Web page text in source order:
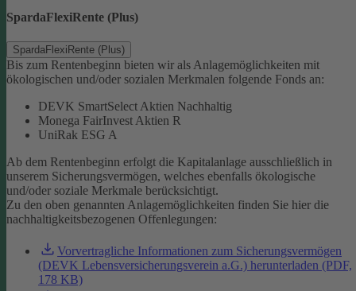
SpardaFlexiRente (Plus)
SpardaFlexiRente (Plus)
Bis zum Rentenbeginn bieten wir als Anlagemöglichkeiten mit
ökologischen und/oder sozialen Merkmalen folgende Fonds an:
DEVK SmartSelect Aktien Nachhaltig
Monega FairInvest Aktien R
UniRak ESG A
Ab dem Rentenbeginn erfolgt die Kapitalanlage ausschließlich in
unserem Sicherungsvermögen, welches ebenfalls ökologische
und/oder soziale Merkmale berücksichtigt.
Zu den oben genannten Anlagemöglichkeiten finden Sie hier die
nachhaltigkeitsbezogenen Offenlegungen:
Vorvertragliche Informationen zum Sicherungsvermögen
(DEVK Lebensversicherungsverein a.G.) herunterladen (PDF,
178 KB)